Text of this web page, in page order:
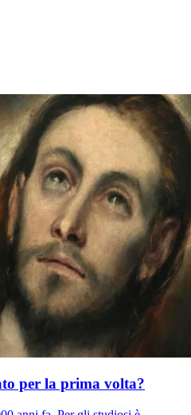
per la prima volta?